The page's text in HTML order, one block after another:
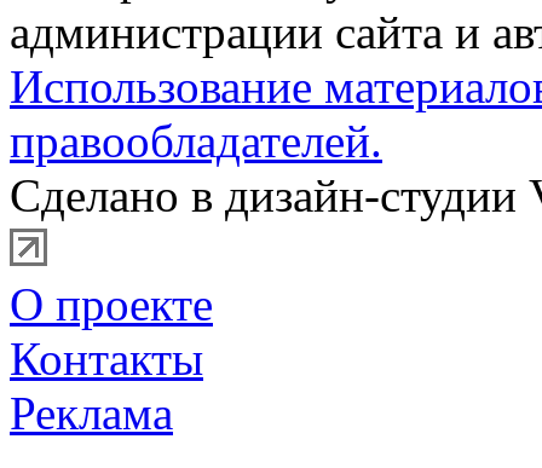
администрации сайта и
Использование
правообладателей.
Сделано в дизайн-студии
О проекте
Контакты
Реклама